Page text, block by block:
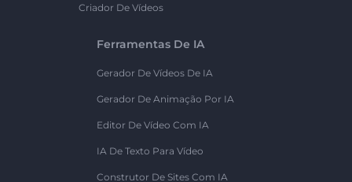
Criador De Vídeos
Ferramentas De IA
Gerador De Vídeos De IA
Gerador De Animação Por IA
Editor De Vídeo Com IA
IA De Texto Para Vídeo
Construtor De Sites Com IA